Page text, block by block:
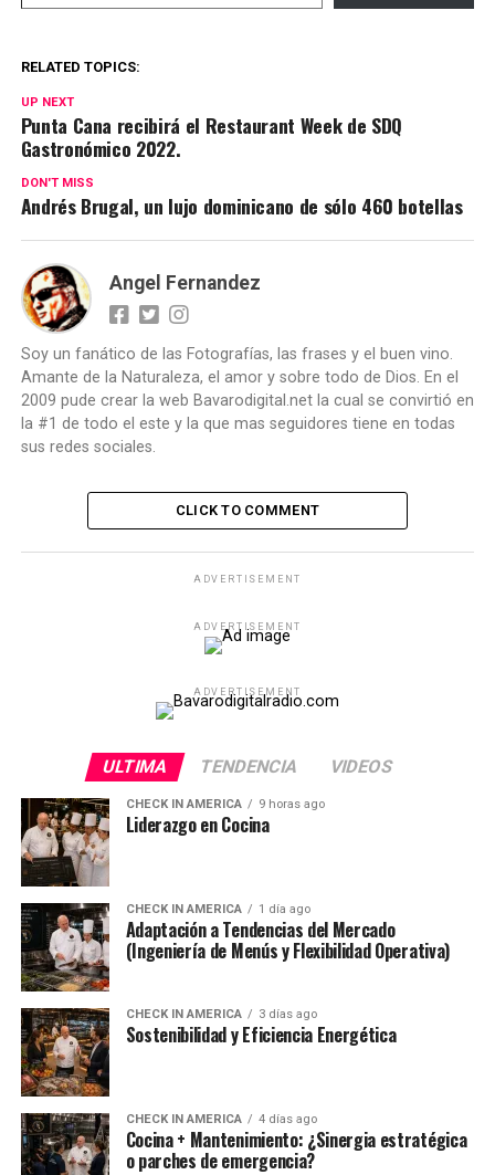
RELATED TOPICS:
UP NEXT
Punta Cana recibirá el Restaurant Week de SDQ
Gastronómico 2022.
DON'T MISS
Andrés Brugal, un lujo dominicano de sólo 460 botellas
Angel Fernandez
Soy un fanático de las Fotografías, las frases y el buen vino.
Amante de la Naturaleza, el amor y sobre todo de Dios. En el
2009 pude crear la web Bavarodigital.net la cual se convirtió en
la #1 de todo el este y la que mas seguidores tiene en todas
sus redes sociales.
CLICK TO COMMENT
ADVERTISEMENT
ADVERTISEMENT
ADVERTISEMENT
ULTIMA TENDENCIA VIDEOS
CHECK IN AMERICA 9 horas ago
Liderazgo en Cocina
CHECK IN AMERICA 1 día ago
Adaptación a Tendencias del Mercado
(Ingeniería de Menús y Flexibilidad Operativa)
CHECK IN AMERICA 3 días ago
Sostenibilidad y Eficiencia Energética
CHECK IN AMERICA 4 días ago
Cocina + Mantenimiento: ¿Sinergia estratégica
o parches de emergencia?